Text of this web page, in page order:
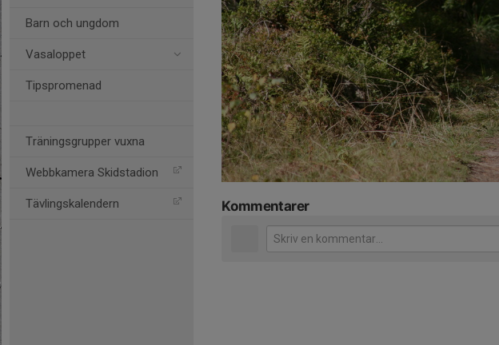
Barn och ungdom
Vasaloppet
Tipspromenad
Träningsgrupper vuxna
Webbkamera Skidstadion
Tävlingskalendern Kommentarer